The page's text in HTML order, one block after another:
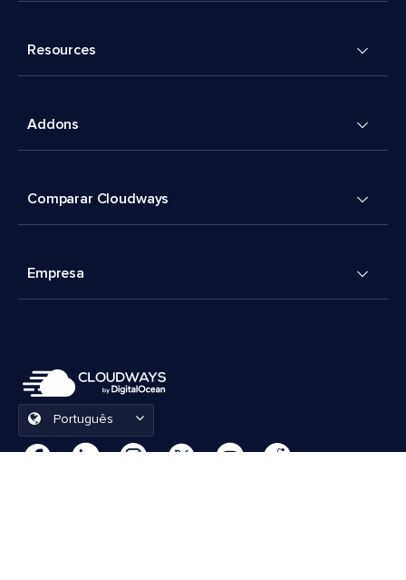
Resources
Addons
Comparar Cloudways
Empresa
Português